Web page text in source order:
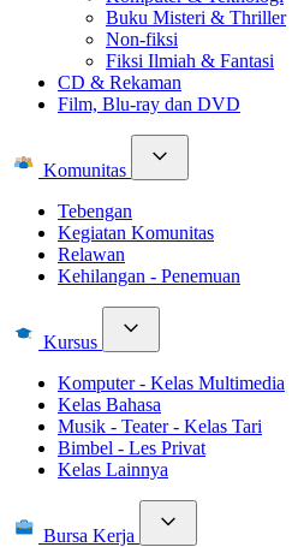
Buku Misteri & Thriller
Non-fiksi
Fiksi Ilmiah & Fantasi
CD & Rekaman
Film, Blu-ray dan DVD
Komunitas
Tebengan
Kegiatan Komunitas
Relawan
Kehilangan - Penemuan
Kursus
Komputer - Kelas Multimedia
Kelas Bahasa
Musik - Teater - Kelas Tari
Bimbel - Les Privat
Kelas Lainnya
Bursa Kerja